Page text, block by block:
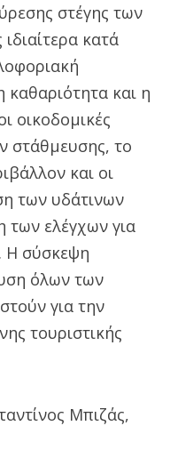
στέγης των
κατά
καθαριότητα και η
οικοδομικές
στάθμευσης, το
και οι
των υδάτινων
των ελέγχων για
Η σύσκεψη
όλων των
για την
τουριστικής
Μπιζάς,